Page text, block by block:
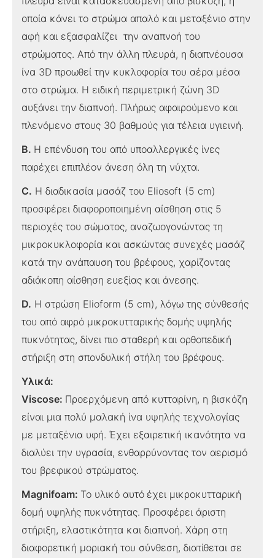
οποία κάνει το στρώμα απαλό και μεταξένιο στην
αφή και εξασφαλίζει την αναπνοή του
στρώματος. Από την άλλη πλευρά, η διαπνέουσα
ίνα 3D προωθεί την κυκλοφορία του αέρα μέσα
στο στρώμα. Η ειδική περιμετρική ζώνη 3D
αυξάνει την διαπνοή. Πλήρως αφαιρούμενο και
πλενόμενο στους 30 βαθμούς για τέλεια υγιεινή.
Β. Η επένδυση του από υποαλλεργικές ίνες
παρέχει επιπλέον άνεση όλη τη νύχτα.
C. Η διαδικασία μασάζ του Eliosoft (5 cm)
προσφέρει διαφοροποιημένη αίσθηση στις 5
περιοχές του σώματος, αναζωογονώντας τη
μικροκυκλοφορία και ασκώντας συνεχές μασάζ
κατά την ανάπαυση του βρέφους, χαρίζοντας
αδιάκοπη αίσθηση ευεξίας και άνεσης.
D. Η στρώση Elioform (5 cm), λόγω της σύνθεσής
του από αφρό μικροκυτταρικής δομής υψηλής
πυκνότητας, δίνει πιο σταθερή και ορθοπεδική
στήριξη στη σπονδυλική στήλη του βρέφους.
Υλικά:
Viscose: Προερχόμενη από κυτταρίνη, η βισκόζη
είναι μια πολύ μαλακή ίνα υψηλής τεχνολογίας
με μεταξένια υφή. Έχει εξαιρετική ικανότητα να
διαλύει την υγρασία, ενθαρρύνοντας τον αερισμό
του βρεφικού στρώματος.
Magnifoam: Το υλικό αυτό έχει μικροκυτταρική
δομή υψηλής πυκνότητας. Προσφέρει άριστη
στήριξη, ελαστικότητα και διαπνοή. Χάρη στη
διαφορετική μοριακή του σύνθεση, διατίθεται σε